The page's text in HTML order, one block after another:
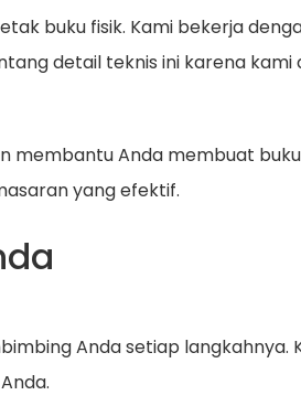
buku fisik. Kami bekerja
detail teknis ini karena kami
membantu Anda membuat
yang efektif.
Anda setiap langkahnya.